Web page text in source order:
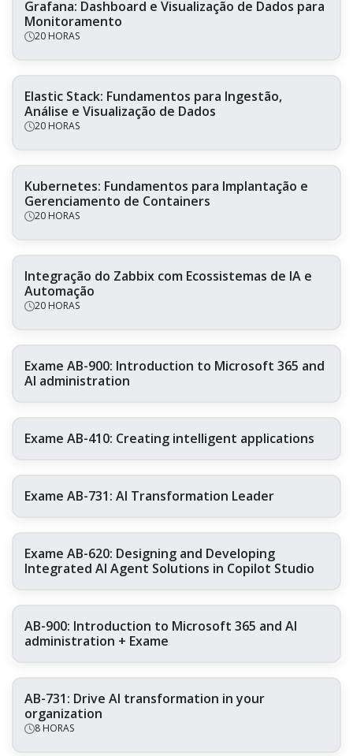
Grafana: Dashboard e Visualização de Dados para
Monitoramento
20 HORAS
Elastic Stack: Fundamentos para Ingestão,
Análise e Visualização de Dados
20 HORAS
Kubernetes: Fundamentos para Implantação e
Gerenciamento de Containers
20 HORAS
Integração do Zabbix com Ecossistemas de IA e
Automação
20 HORAS
Exame AB-900: Introduction to Microsoft 365 and
AI administration
Exame AB-410: Creating intelligent applications
Exame AB-731: AI Transformation Leader
Exame AB-620: Designing and Developing
Integrated AI Agent Solutions in Copilot Studio
AB-900: Introduction to Microsoft 365 and AI
administration + Exame
AB-731: Drive AI transformation in your
organization
8 HORAS